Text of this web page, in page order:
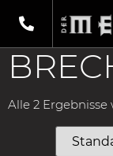
Produkte
„Brecheisen“
/
Alle 2